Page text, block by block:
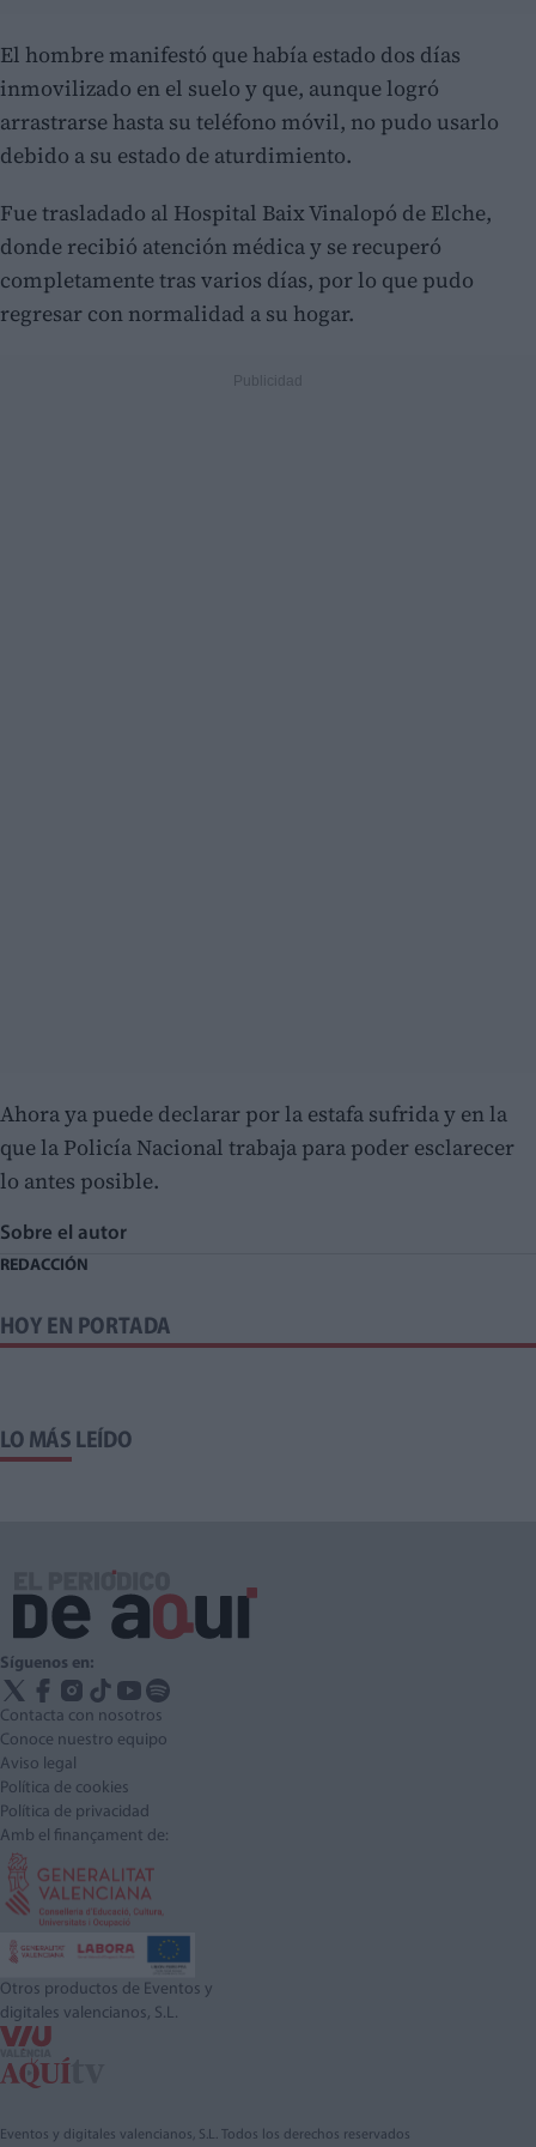
El hombre manifestó que había estado dos días
inmovilizado en el suelo y que, aunque logró
arrastrarse hasta su teléfono móvil, no pudo usarlo
debido a su estado de aturdimiento.
Fue trasladado al Hospital Baix Vinalopó de Elche,
donde recibió atención médica y se recuperó
completamente tras varios días, por lo que pudo
regresar con normalidad a su hogar.
Ahora ya puede declarar por la estafa sufrida y en la
que la Policía Nacional trabaja para poder esclarecer
lo antes posible.
Sobre el autor
REDACCIÓN
HOY EN PORTADA
LO MÁS LEÍDO
Síguenos en:
Contacta con nosotros
Conoce nuestro equipo
Aviso legal
Política de cookies
Política de privacidad
Amb el finançament de:
Otros productos de Eventos y
digitales valencianos, S.L.
Eventos y digitales valencianos, S.L. Todos los derechos reservados